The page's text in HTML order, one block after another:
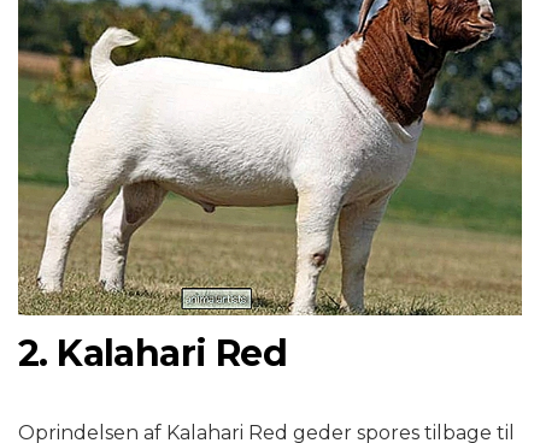
2. Kalahari Red
Oprindelsen af ​​Kalahari Red geder spores tilbage til